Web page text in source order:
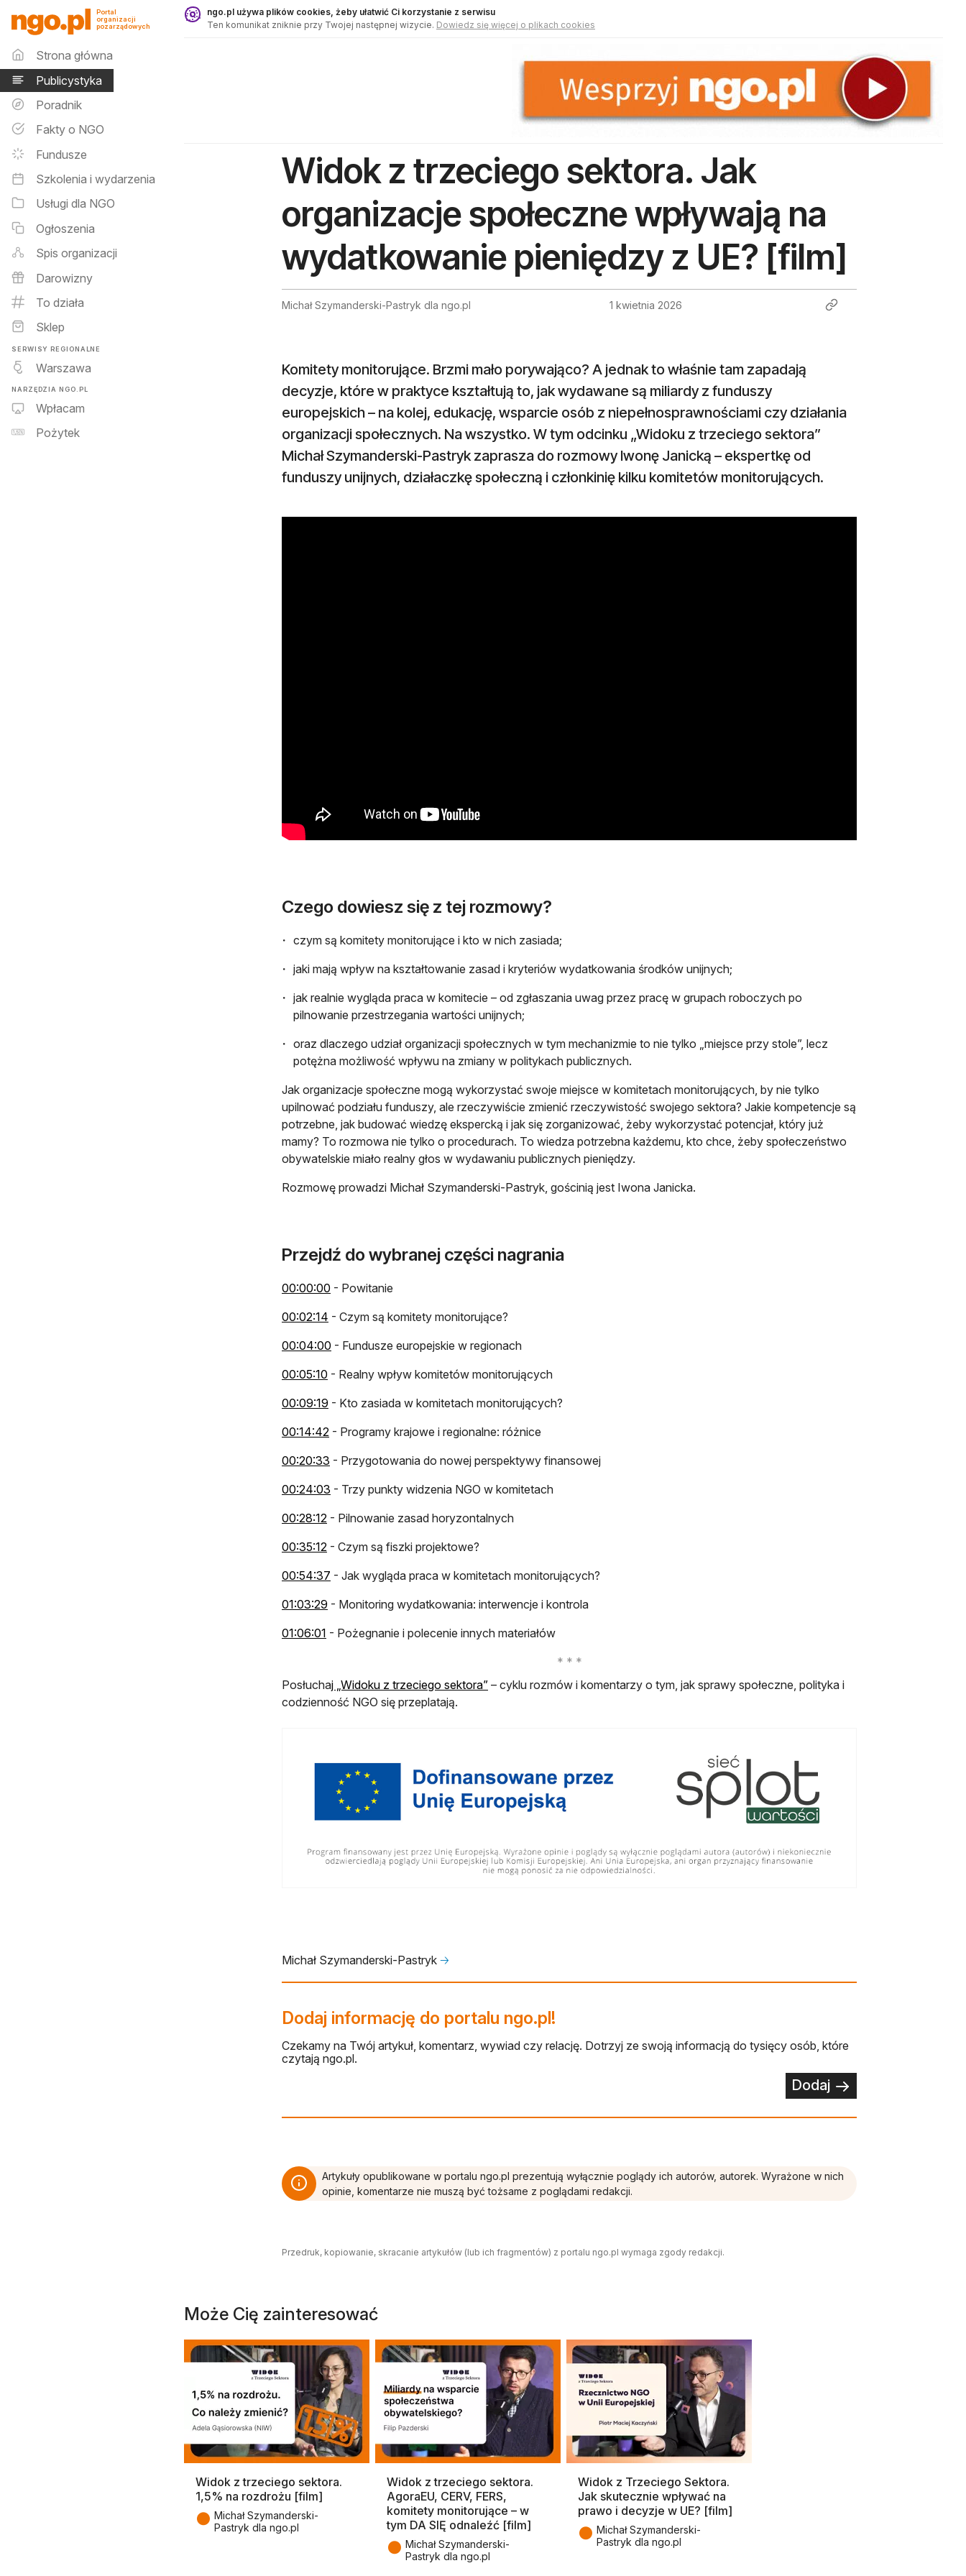
Publicystyka - ngo.pl
Portal
organizacji
pozarządowych
Menu główne
Strona główna
Publicystyka
Poradnik
Fakty o NGO
Fundusze
Szkolenia i wydarzenia
Usługi dla NGO
Ogłoszenia
Spis organizacji
Darowizny
To działa
Sklep
SERWISY REGIONALNE
Warszawa
NARZĘDZIA NGO.PL
Wpłacam
Pożytek
ngo.pl używa plików cookies, żeby ułatwić Ci korzystanie z serwisu
Ten komunikat zniknie przy Twojej następnej wizycie. Dowiedz się więcej o plikach cookies
Widok z trzeciego sektora. Jak
organizacje społeczne wpływają na
wydatkowanie pieniędzy z UE? [film]
Michał Szymanderski-Pastryk dla ngo.pl 1 kwietnia 2026
Komitety monitorujące. Brzmi mało porywająco? A jednak to właśnie tam zapadają
decyzje, które w praktyce kształtują to, jak wydawane są miliardy z funduszy
europejskich – na kolej, edukację, wsparcie osób z niepełnosprawnościami czy działania
organizacji społecznych. Na wszystko. W tym odcinku „Widoku z trzeciego sektora”
Michał Szymanderski-Pastryk zaprasza do rozmowy Iwonę Janicką – ekspertkę od
funduszy unijnych, działaczkę społeczną i członkinię kilku komitetów monitorujących.
Czego dowiesz się z tej rozmowy?
czym są komitety monitorujące i kto w nich zasiada;
jaki mają wpływ na kształtowanie zasad i kryteriów wydatkowania środków unijnych;
jak realnie wygląda praca w komitecie – od zgłaszania uwag przez pracę w grupach roboczych po
pilnowanie przestrzegania wartości unijnych;
oraz dlaczego udział organizacji społecznych w tym mechanizmie to nie tylko „miejsce przy stole”, lecz
potężna możliwość wpływu na zmiany w politykach publicznych.
Jak organizacje społeczne mogą wykorzystać swoje miejsce w komitetach monitorujących, by nie tylko
upilnować podziału funduszy, ale rzeczywiście zmienić rzeczywistość swojego sektora? Jakie kompetencje są
potrzebne, jak budować wiedzę ekspercką i jak się zorganizować, żeby wykorzystać potencjał, który już
mamy? To rozmowa nie tylko o procedurach. To wiedza potrzebna każdemu, kto chce, żeby społeczeństwo
obywatelskie miało realny głos w wydawaniu publicznych pieniędzy.
Rozmowę prowadzi Michał Szymanderski-Pastryk, gościnią jest Iwona Janicka.
Przejdź do wybranej części nagrania
00:00:00 otwiera się w nowej karcie
- Powitanie
00:02:14 otwiera się w nowej karcie
- Czym są komitety monitorujące?
00:04:00 otwiera się w nowej karcie
- Fundusze europejskie w regionach
00:05:10 otwiera się w nowej karcie
- Realny wpływ komitetów monitorujących
00:09:19 otwiera się w nowej karcie
- Kto zasiada w komitetach monitorujących?
00:14:42 otwiera się w nowej karcie
- Programy krajowe i regionalne: różnice
00:20:33 otwiera się w nowej karcie
- Przygotowania do nowej perspektywy finansowej
00:24:03 otwiera się w nowej karcie
- Trzy punkty widzenia NGO w komitetach
00:28:12 otwiera się w nowej karcie
- Pilnowanie zasad horyzontalnych
00:35:12 otwiera się w nowej karcie
- Czym są fiszki projektowe?
00:54:37 otwiera się w nowej karcie
- Jak wygląda praca w komitetach monitorujących?
01:03:29 otwiera się w nowej karcie
- Monitoring wydatkowania: interwencje i kontrola
01:06:01 otwiera się w nowej karcie
- Pożegnanie i polecenie innych materiałów
Posłuchaj „Widoku z trzeciego sektora” – cyklu rozmów i komentarzy o tym, jak sprawy społeczne, polityka i
codzienność NGO się przeplatają.
Michał Szymanderski-Pastryk 🡢
Dodaj informację do portalu ngo.pl!
Czekamy na Twój artykuł, komentarz, wywiad czy relację. Dotrzyj ze swoją informacją do tysięcy osób, które
czytają ngo.pl.
Dodaj
Artykuły opublikowane w portalu ngo.pl prezentują wyłącznie poglądy ich autorów, autorek. Wyrażone w nich
opinie, komentarze nie muszą być tożsame z poglądami redakcji.
Przedruk, kopiowanie, skracanie artykułów (lub ich fragmentów) z portalu ngo.pl wymaga zgody redakcji.
Może Cię zainteresować
Widok z trzeciego sektora.
1,5% na rozdrożu [film]
● Michał Szymanderski-
Pastryk dla ngo.pl
Widok z trzeciego sektora.
AgoraEU, CERV, FERS,
komitety monitorujące – w
tym DA SIĘ odnaleźć [film]
● Michał Szymanderski-
Pastryk dla ngo.pl
Widok z Trzeciego Sektora.
Jak skutecznie wpływać na
prawo i decyzje w UE? [film]
● Michał Szymanderski-
Pastryk dla ngo.pl